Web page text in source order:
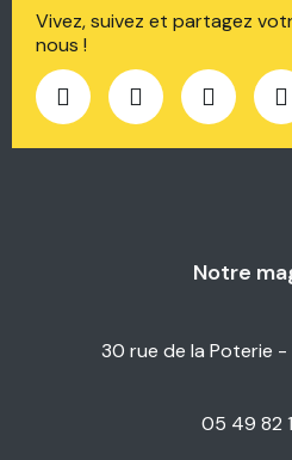
Vivez, suivez et partagez
nous !
Notre
30 rue de la Poterie
05 49 82